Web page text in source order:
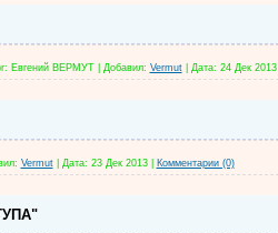
Евгений ВЕРМУТ| Добавил: Vermut| Дата: 24 Дек 2013
Vermut| Дата: 23 Дек 2013 Комментарии (0)